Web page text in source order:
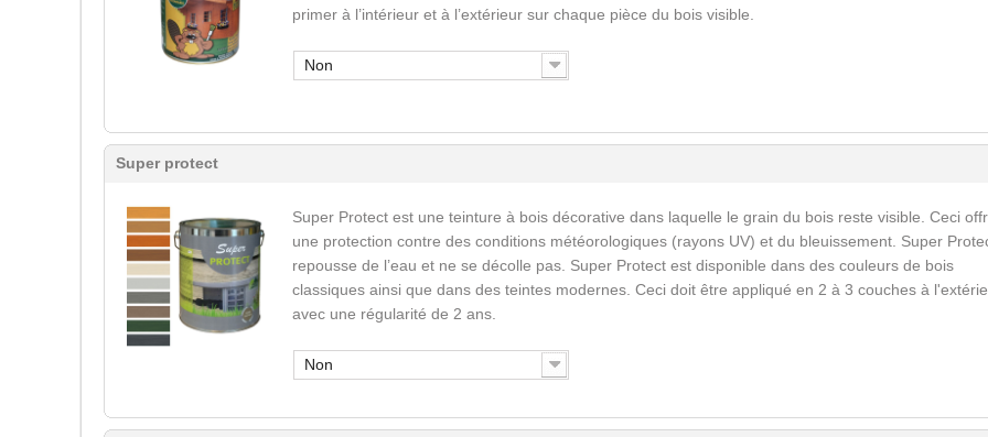
primer à l’intérieur et à l’extérieur sur chaque pièce du bois visible.
Non
Super protect
Super Protect est une teinture à bois décorative dans laquelle le grain du bois reste visible. Ceci
une protection contre des conditions météorologiques (rayons UV) et du bleuissement. Super
repousse de l’eau et ne se décolle pas. Super Protect est disponible dans des couleurs de bois
classiques ainsi que dans des teintes modernes. Ceci doit être appliqué en 2 à 3 couches à
avec une régularité de 2 ans.
Non